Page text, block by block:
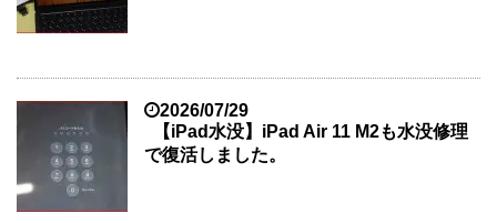
2026/07/29
【iPad水没】iPad Air 11 M2も水没修理
で復活しました。